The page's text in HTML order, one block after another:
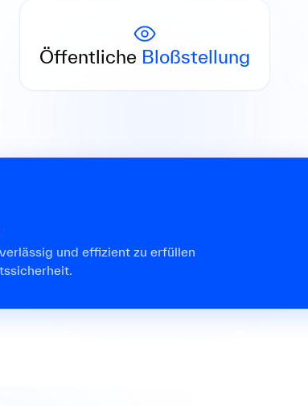
Öffentliche Bloßstellung
Verstöße werden von Behörden
veröffentlicht – mit Folgen für Ihre
Reputation.
und effizient zu erfüllen